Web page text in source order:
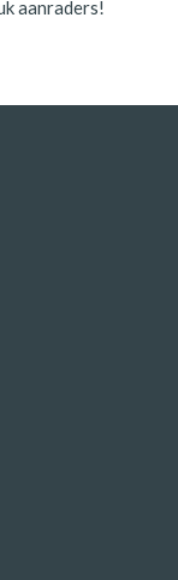
aanraders!